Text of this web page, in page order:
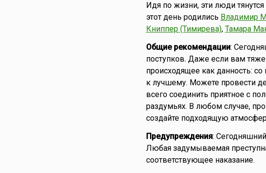
Идя по жизни, эти люди
этот день родились Владимир
Книппер (Тимирева), Тамара
Общие рекомендации:
поступков. Даже если вам
происходящее как данность:
к лучшему. Можете провести
всего соединить приятное с
раздумьях. В любом случае,
создайте подходящую
Предупреждения:
Любая задумываемая
соответствующее наказание.